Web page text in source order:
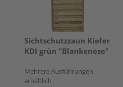
Sichtschutzzaun Kiefer
KDI grün "Blankenese"
Mehrere Ausführungen
erhältlich